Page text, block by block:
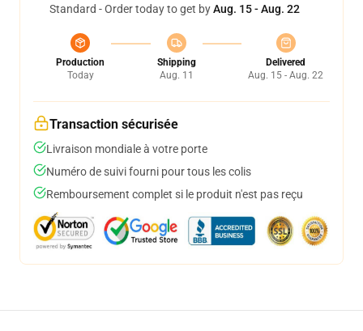
Standard - Order today to get byAug. 15 - Aug. 22
Production
Today
Shipping
Aug. 11
Delivered
Aug. 15 - Aug. 22
Transaction sécurisée
Livraison mondiale à votre porte
Numéro de suivi fourni pour tous les colis
Remboursement complet si le produit n'est pas reçu